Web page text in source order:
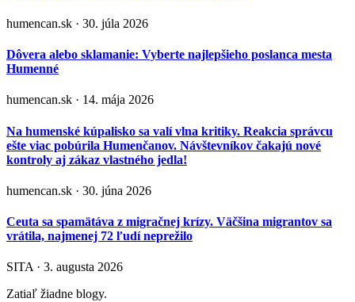
humencan.sk · 30. júla 2026
Dôvera alebo sklamanie: Vyberte najlepšieho poslanca mesta
Humenné
humencan.sk · 14. mája 2026
Na humenské kúpalisko sa valí vlna kritiky. Reakcia správcu
ešte viac pobúrila Humenčanov. Návštevníkov čakajú nové
kontroly aj zákaz vlastného jedla!
humencan.sk · 30. júna 2026
Ceuta sa spamätáva z migračnej krízy. Väčšina migrantov sa
vrátila, najmenej 72 ľudí neprežilo
SITA · 3. augusta 2026
Zatiaľ žiadne blogy.